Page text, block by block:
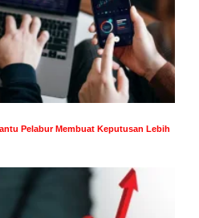
Pelabur Membuat Keputusan Lebih